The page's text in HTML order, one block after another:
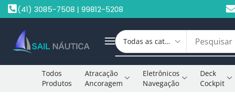
(41) 3085-7508 | 99812-5208
Todos
Produtos
Atracação
Ancoragem
Eletrônicos
Navegação
Deck
Cockpit